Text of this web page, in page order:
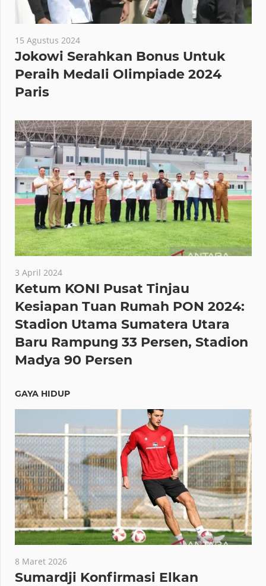
15 Agustus 2024
Jokowi Serahkan Bonus Untuk
Peraih Medali Olimpiade 2024
Paris
3 April 2024
Ketum KONI Pusat Tinjau
Kesiapan Tuan Rumah PON 2024:
Stadion Utama Sumatera Utara
Baru Rampung 33 Persen, Stadion
Madya 90 Persen
GAYA HIDUP
8 Maret 2026
Sumardji Konfirmasi Elkan